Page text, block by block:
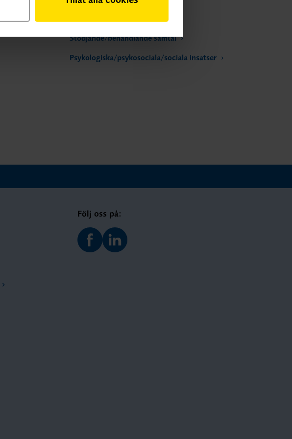
Stödjande/behandlande samtal
Psykologiska/psykosociala/sociala insatser
Följ oss på: